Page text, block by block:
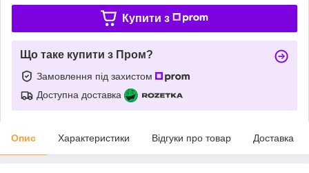
Купити з
Що таке купити з Пром?
Замовлення під захистом
Доступна доставка
Опис Характеристики Відгуки про товар Доставка